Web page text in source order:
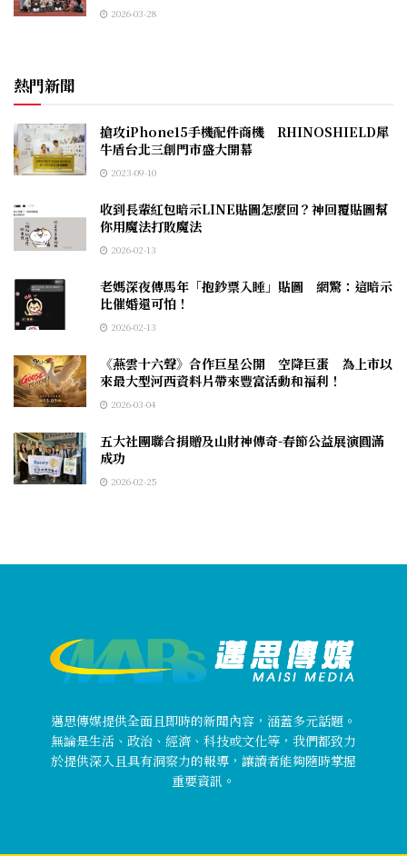
2026-03-28
熱門新聞
搶攻iPhone15手機配件商機 RHINOSHIELD犀
牛盾台北三創門市盛大開幕
2023-09-10
收到長輩紅包暗示LINE貼圖怎麼回？神回覆貼圖幫
你用魔法打敗魔法
2026-02-13
老媽深夜傳馬年「抱鈔票入睡」貼圖 網驚：這暗示
比催婚還可怕！
2026-02-13
《燕雲十六聲》合作巨星公開 空降巨蛋 為上市以
來最大型河西資料片帶來豐富活動和福利！
2026-03-04
五大社團聯合捐贈及山財神傳奇-春節公益展演圓滿
成功
2026-02-25
邁思傳媒提供全面且即時的新聞內容，涵蓋多元話題。
無論是生活、政治、經濟、科技或文化等，我們都致力
於提供深入且具有洞察力的報導，讓讀者能夠隨時掌握
重要資訊。